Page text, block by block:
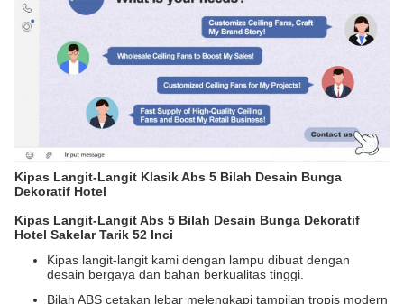
Kipas Langit-Langit Klasik Abs 5 Bilah Desain Bunga
Dekoratif Hotel
Kipas Langit-Langit Abs 5 Bilah Desain Bunga Dekoratif
Hotel Sakelar Tarik 52 Inci
Kipas langit-langit kami dengan lampu dibuat dengan
desain bergaya dan bahan berkualitas tinggi.
Bilah ABS cetakan lebar melengkapi tampilan tropis modern